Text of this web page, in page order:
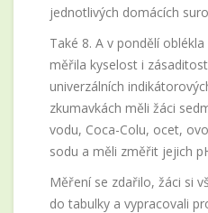
jednotlivých domácích
Také 8. A v pondělí
měřila kyselost i
univerzálních
zkumavkách měli žáci
vodu, Coca-Colu, ocet,
sodu a měli změřit jejich
Měření se zdařilo, žáci si
do tabulky a vypracovali